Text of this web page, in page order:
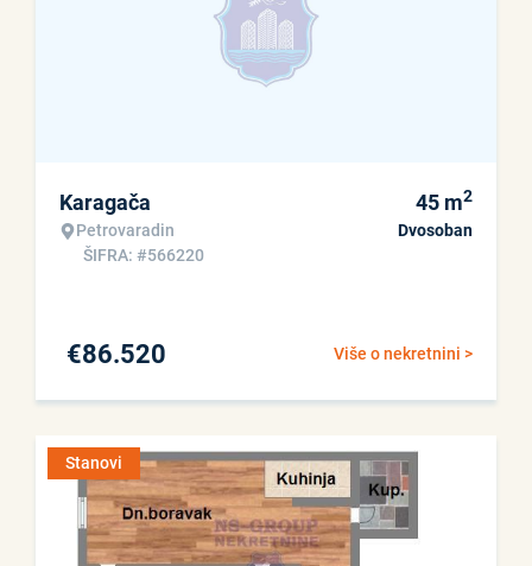
Karagača
Petrovaradin
ŠIFRA: #566220
45 m2
Dvosoban
Više o nekretnini >
€86.520
Stanovi